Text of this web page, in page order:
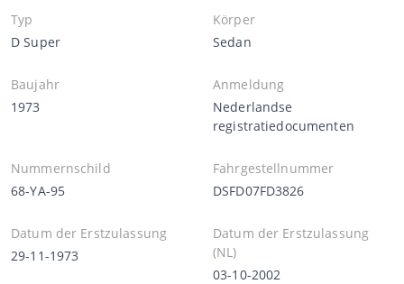
Typ
D Super
Körper
Sedan
Baujahr
1973
Anmeldung
Nederlandse
registratiedocumenten
Nummernschild
68-YA-95
Fahrgestellnummer
DSFD07FD3826
Datum der Erstzulassung
29-11-1973
Datum der Erstzulassung
(NL)
03-10-2002